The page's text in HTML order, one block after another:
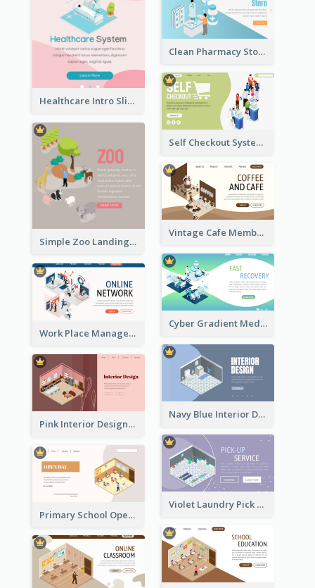
Healthcare Intro Sliding Application Page
Clean Pharmacy Store Landing Page Isometric Graphics
Self Checkout System Introduction Landing Page
Simple Zoo Landing Page For More Details
Vintage Cafe Membership Registration Page With Isometric Graphics
Cyber Gradient Medical Appointment Banner With Isometric Diagram
Work Place Management Workshop Landing Page
Navy Blue Interior Designer Website With Isometric Diagram
Pink Interior Designer Landing Page With Isometric Graphics
Violet Laundry Pick Up Service With Isometric Diagram
Primary School Opening Day With Isometric Diagram